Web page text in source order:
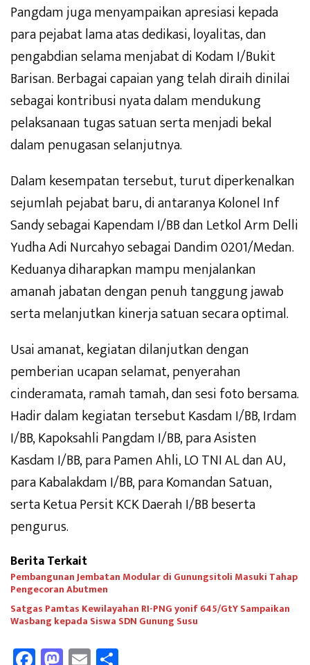
Pangdam juga menyampaikan apresiasi kepada
para pejabat lama atas dedikasi, loyalitas, dan
pengabdian selama menjabat di Kodam I/Bukit
Barisan. Berbagai capaian yang telah diraih dinilai
sebagai kontribusi nyata dalam mendukung
pelaksanaan tugas satuan serta menjadi bekal
dalam penugasan selanjutnya.
Dalam kesempatan tersebut, turut diperkenalkan
sejumlah pejabat baru, di antaranya Kolonel Inf
Sandy sebagai Kapendam I/BB dan Letkol Arm Delli
Yudha Adi Nurcahyo sebagai Dandim 0201/Medan.
Keduanya diharapkan mampu menjalankan
amanah jabatan dengan penuh tanggung jawab
serta melanjutkan kinerja satuan secara optimal.
Usai amanat, kegiatan dilanjutkan dengan
pemberian ucapan selamat, penyerahan
cinderamata, ramah tamah, dan sesi foto bersama.
Hadir dalam kegiatan tersebut Kasdam I/BB, Irdam
I/BB, Kapoksahli Pangdam I/BB, para Asisten
Kasdam I/BB, para Pamen Ahli, LO TNI AL dan AU,
para Kabalakdam I/BB, para Komandan Satuan,
serta Ketua Persit KCK Daerah I/BB beserta
pengurus.
Berita Terkait
Pembangunan Jembatan Modular di Gunungsitoli Masuki Tahap
Pengecoran Abutmen
Satgas Pamtas Kewilayahan RI-PNG yonif 645/GtY Sampaikan
Wasbang kepada Siswa SDN Gunung Susu